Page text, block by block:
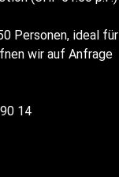
Personen, ideal für
wir auf Anfrage
14